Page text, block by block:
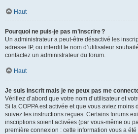
Haut
Pourquoi ne puis-je pas m’inscrire ?
Un administrateur a peut-être désactivé les
adresse IP, ou interdit le nom d’utilisateur
contactez un administrateur du forum.
Haut
Je suis inscrit mais je ne peux pas me
Vérifiez d’abord que votre nom d’utilisateur et
Si la COPPA est activée et que vous aviez moins
suivez les instructions reçues. Certains forums
inscriptions soient activées (par vous-même ou
première connexion : cette information vous a